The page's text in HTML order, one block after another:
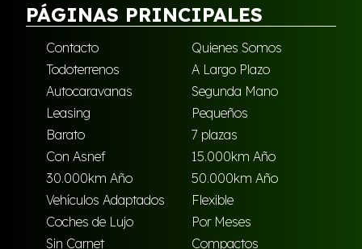
PÁGINAS PRINCIPALES
Contacto
Quienes Somos
Todoterrenos
A Largo Plazo
Autocaravanas
Segunda Mano
Leasing
Pequeños
Barato
7 plazas
Con Asnef
15.000km Año
30.000km Año
50.000km Año
Vehículos Adaptados
Flexible
Coches de Lujo
Por Meses
Sin Carnet
Compactos